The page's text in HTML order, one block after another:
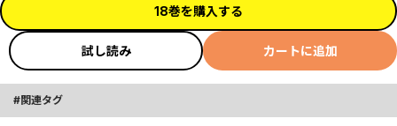
18巻を購入する
試し読み カートに追加
関連タグ